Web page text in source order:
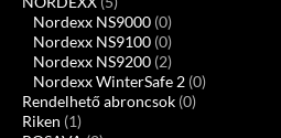
Nordexx NS9000 (0)
Nordexx NS9100 (0)
Nordexx NS9200 (2)
Nordexx WinterSafe 2 (0)
Rendelhető abroncsok (0)
Riken (1)